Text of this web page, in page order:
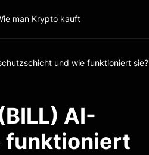
man Krypto kauft
und wie funktioniert sie?
AI-
funktioniert